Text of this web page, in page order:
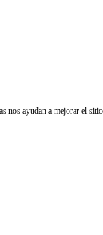
ayudan a mejorar el